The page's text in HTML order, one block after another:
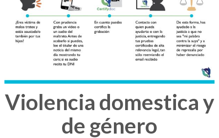
Violencia domestica y
de género